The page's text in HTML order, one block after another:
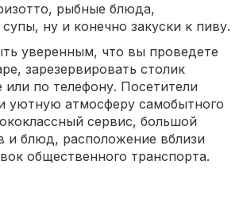
рыбные блюда,
ну и конечно закуски к пиву.
уверенным, что вы проведете
зарезервировать столик
по телефону. Посетители
уютную атмосферу самобытного
сервис, большой
и блюд, расположение вблизи
общественного транспорта.